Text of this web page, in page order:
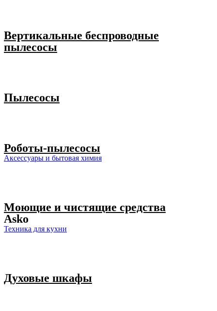
Вертикальные беспроводные
пылесосы
Пылесосы
Роботы-пылесосы
Аксессуары и бытовая химия
Моющие и чистящие средства
Asko
Техника для кухни
Духовые шкафы